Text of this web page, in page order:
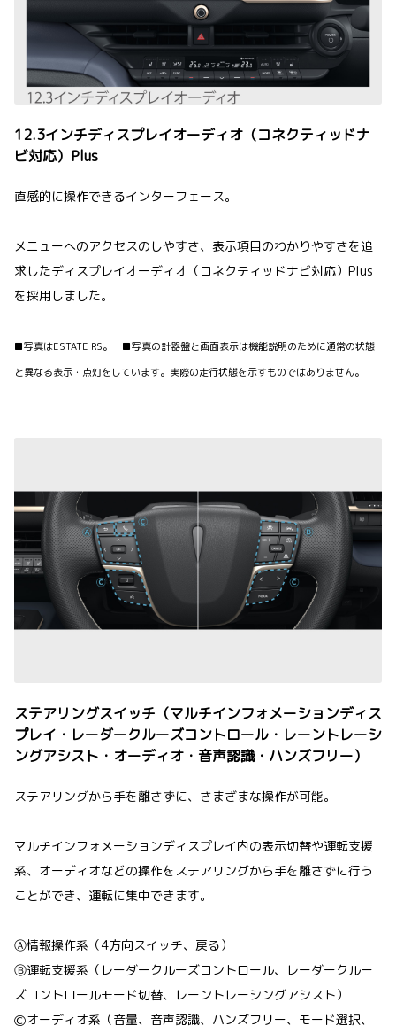
12.3インチディスプレイオーディオ（コネクティッドナ
ビ対応）Plus
直感的に操作できるインターフェース。
メニューへのアクセスのしやすさ、表示項目のわかりやすさを追
求したディスプレイオーディオ（コネクティッドナビ対応）Plus
を採用しました。
■写真はESTATE RS。 ■写真の計器盤と画面表示は機能説明のために通常の状態
と異なる表示・点灯をしています。実際の走行状態を示すものではありません。
ステアリングスイッチ（マルチインフォメーションディス
プレイ・レーダークルーズコントロール・レーントレーシ
ングアシスト・オーディオ・音声認識・ハンズフリー）
ステアリングから手を離さずに、さまざまな操作が可能。
マルチインフォメーションディスプレイ内の表示切替や運転支援
系、オーディオなどの操作をステアリングから手を離さずに行う
ことができ、運転に集中できます。
Ⓐ情報操作系（4方向スイッチ、戻る）
Ⓑ運転支援系（レーダークルーズコントロール、レーダークルー
ズコントロールモード切替、レーントレーシングアシスト）
Ⓒオーディオ系（音量、音声認識、ハンズフリー、モード選択、